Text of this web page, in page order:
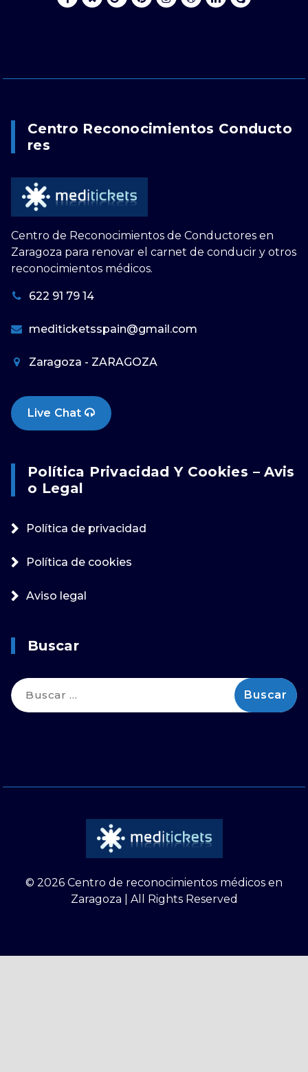
Centro Reconocimientos Conducto
Res
Centro de Reconocimientos de Conductores en
Zaragoza para renovar el carnet de conducir y otros
reconocimientos médicos.
622 91 79 14
mediticketsspain@gmail.com
Zaragoza - ZARAGOZA
Live Chat
Política Privacidad Y Cookies – Avis
O Legal
Política de privacidad
Política de cookies
Aviso legal
Buscar
Buscar:
© 2026 Centro de reconocimientos médicos en
Zaragoza | All Rights Reserved